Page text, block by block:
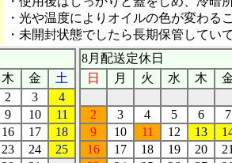
・光や温度によりオイルの色が変わ
・未開封状態でしたら長期保管してい
木 金
土
2 3
4
9 10
11
16 17
18
23 24
25
8月配送定休日
日
月 火 水 木
2 3 4 5 6
7
9
10 11 12 13
16
17 18 19 20